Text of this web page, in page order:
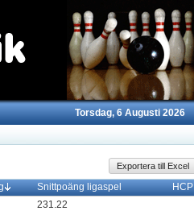
Torsdag, 6 Augusti 2026
Exportera till Excel
Snittpoäng ligaspel
HCP
231.22